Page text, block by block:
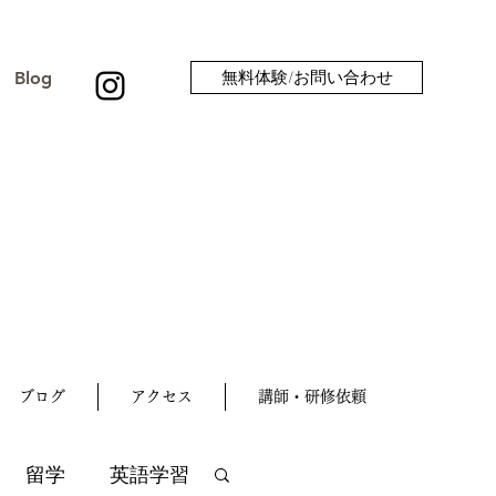
Blog 無料体験/お問い合わせ
ブログ アクセス 講師・研修依頼
留学 英語学習